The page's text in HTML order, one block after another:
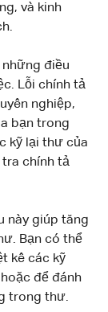
và kinh
điều
Lỗi chính tả
nghiệp,
bạn trong
kỹ lại thư của
tra chính tả
này giúp tăng
Bạn có thể
kê các kỹ
để đánh
trong thư.